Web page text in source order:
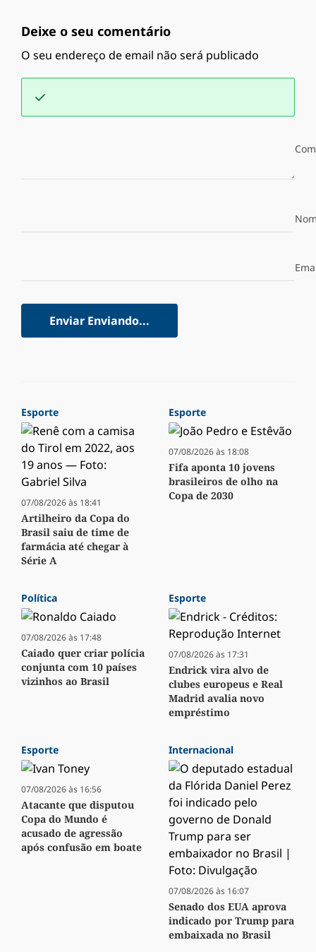
Deixe o seu comentário
O seu endereço de email não será publicado
Enviar Enviando...
Esporte
07/08/2026 às 18:41
Artilheiro da Copa do
Brasil saiu de time de
farmácia até chegar à
Série A
Esporte
07/08/2026 às 18:08
Fifa aponta 10 jovens
brasileiros de olho na
Copa de 2030
Política
07/08/2026 às 17:48
Caiado quer criar polícia
conjunta com 10 países
vizinhos ao Brasil
Esporte
07/08/2026 às 17:31
Endrick vira alvo de
clubes europeus e Real
Madrid avalia novo
empréstimo
Esporte
07/08/2026 às 16:56
Atacante que disputou
Copa do Mundo é
acusado de agressão
após confusão em boate
Internacional
07/08/2026 às 16:07
Senado dos EUA aprova
indicado por Trump para
embaixada no Brasil